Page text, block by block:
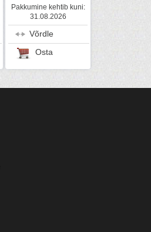
Pakkumine kehtib kuni:
31.08.2026
Võrdle
Osta